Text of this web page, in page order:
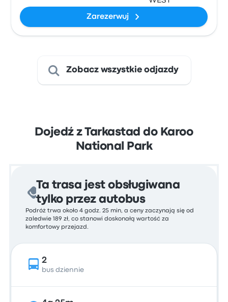
Zarezerwuj
Zobacz wszystkie odjazdy
Dojedź z Tarkastad do Karoo
National Park
Ta trasa jest obsługiwana
tylko przez autobus
Podróż trwa około 4 godz. 25 min, a ceny zaczynają się od
zaledwie 189 zł, co stanowi doskonałą wartość za
komfortowy przejazd.
2
bus dziennie